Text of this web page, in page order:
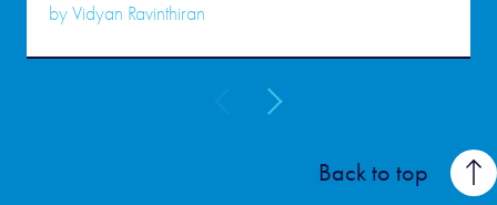
byVidyan Ravinthiran
Back to top